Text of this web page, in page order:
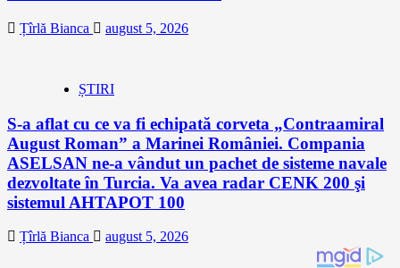
Țîrlă Bianca august 5, 2026
ȘTIRI
S-a aflat cu ce va fi echipată corveta „Contraamiral
August Roman” a Marinei României. Compania
ASELSAN ne-a vândut un pachet de sisteme navale
dezvoltate în Turcia. Va avea radar CENK 200 şi
sistemul AHTAPOT 100
Țîrlă Bianca august 5, 2026